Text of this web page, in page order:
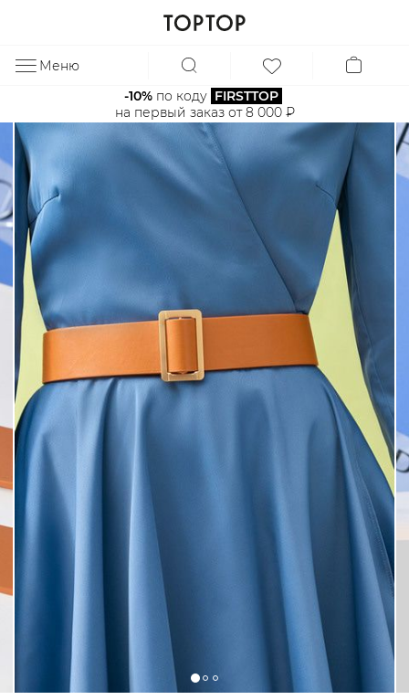
Меню
-10% по коду FIRSTTOP
на первый заказ от 8 000 ₽